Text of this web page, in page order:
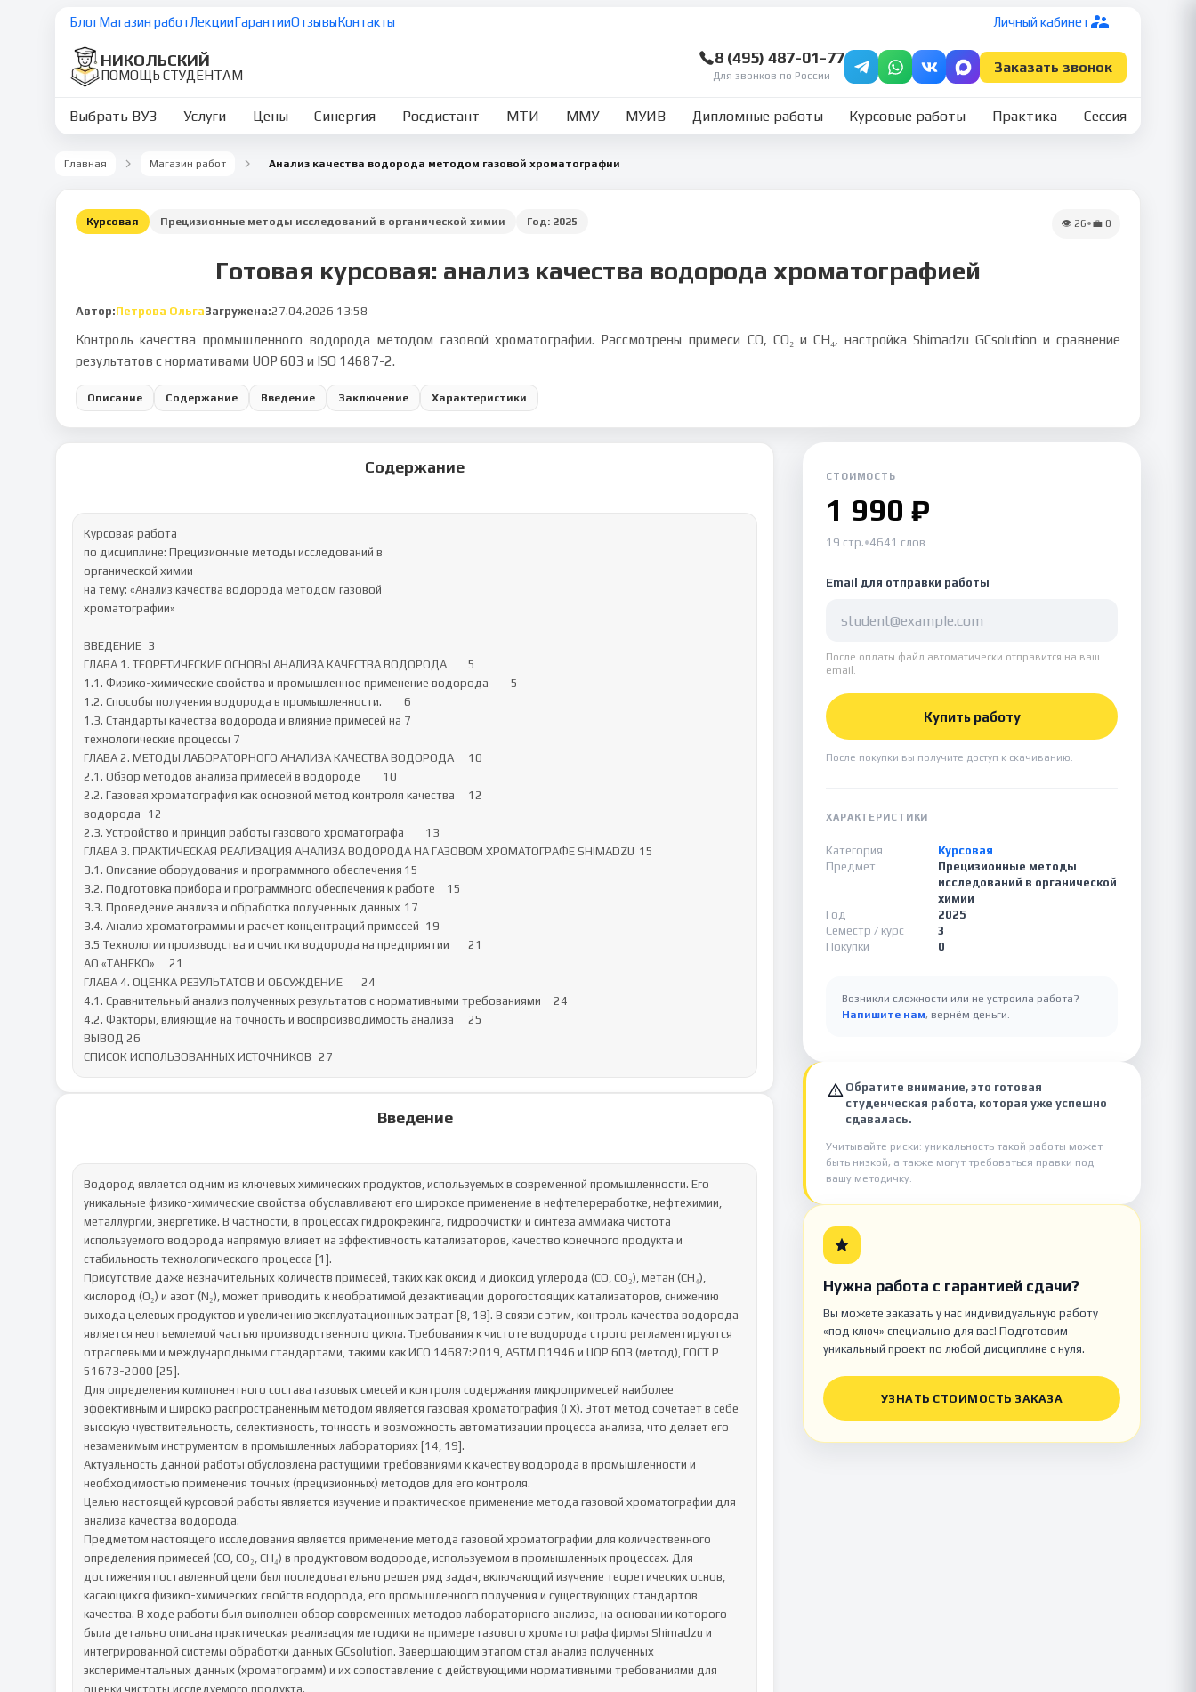
БлогМагазин работЛекцииГарантииОтзывыКонтакты Личный кабинет
НИКОЛЬСКИЙ
ПОМОЩЬ СТУДЕНТАМ
8 (495) 487-01-77
Для звонков по России
Заказать звонок
Выбрать ВУЗ Услуги Цены Синергия Росдистант МТИ ММУ МУИВ Дипломные работы Курсовые работы Практика Сессия
Главная Магазин работ Анализ качества водорода методом газовой хроматографии
Курсовая Прецизионные методы исследований в органической химии Год: 2025 👁 26•💼 0
Готовая курсовая: анализ качества водорода хроматографией
Автор:Петрова ОльгаЗагружена:27.04.2026 13:58
Контроль качества промышленного водорода методом газовой хроматографии. Рассмотрены примеси CO, CO₂ и CH₄, настройка Shimadzu GCsolution и сравнение
результатов с нормативами UOP 603 и ISO 14687-2.
Описание Содержание Введение Заключение Характеристики
Содержание
Курсовая работа
по дисциплине: Прецизионные методы исследований в
органической химии
на тему: «Анализ качества водорода методом газовой
хроматографии»
ВВЕДЕНИЕ	3
ГЛАВА 1. ТЕОРЕТИЧЕСКИЕ ОСНОВЫ АНАЛИЗА КАЧЕСТВА ВОДОРОДА	5
1.1. Физико-химические свойства и промышленное применение водорода	5
1.2. Способы получения водорода в промышленности.	6
1.3. Стандарты качества водорода и влияние примесей на	7
технологические процессы	7
ГЛАВА 2. МЕТОДЫ ЛАБОРАТОРНОГО АНАЛИЗА КАЧЕСТВА ВОДОРОДА	10
2.1. Обзор методов анализа примесей в водороде	10
2.2. Газовая хроматография как основной метод контроля качества	12
водорода	12
2.3. Устройство и принцип работы газового хроматографа	13
ГЛАВА 3. ПРАКТИЧЕСКАЯ РЕАЛИЗАЦИЯ АНАЛИЗА ВОДОРОДА НА ГАЗОВОМ ХРОМАТОГРАФЕ SHIMADZU	15
3.1. Описание оборудования и программного обеспечения	15
3.2. Подготовка прибора и программного обеспечения к работе	15
3.3. Проведение анализа и обработка полученных данных	17
3.4. Анализ хроматограммы и расчет концентраций примесей	19
3.5 Технологии производства и очистки водорода на предприятии	21
АО «ТАНЕКО»	21
ГЛАВА 4. ОЦЕНКА РЕЗУЛЬТАТОВ И ОБСУЖДЕНИЕ	24
4.1. Сравнительный анализ полученных результатов с нормативными требованиями	24
4.2. Факторы, влияющие на точность и воспроизводимость анализа	25
ВЫВОД	26
СПИСОК ИСПОЛЬЗОВАННЫХ ИСТОЧНИКОВ	27
Введение
Водород является одним из ключевых химических продуктов, используемых в современной промышленности. Его
уникальные физико-химические свойства обуславливают его широкое применение в нефтепереработке, нефтехимии,
металлургии, энергетике. В частности, в процессах гидрокрекинга, гидроочистки и синтеза аммиака чистота
используемого водорода напрямую влияет на эффективность катализаторов, качество конечного продукта и
стабильность технологического процесса [1].
Присутствие даже незначительных количеств примесей, таких как оксид и диоксид углерода (CO, CO₂), метан (CH₄),
кислород (O₂) и азот (N₂), может приводить к необратимой дезактивации дорогостоящих катализаторов, снижению
выхода целевых продуктов и увеличению эксплуатационных затрат [8, 18]. В связи с этим, контроль качества водорода
является неотъемлемой частью производственного цикла. Требования к чистоте водорода строго регламентируются
отраслевыми и международными стандартами, такими как ИСО 14687:2019, ASTM D1946 и UOP 603 (метод), ГОСТ Р
51673-2000 [25].
Для определения компонентного состава газовых смесей и контроля содержания микропримесей наиболее
эффективным и широко распространенным методом является газовая хроматография (ГХ). Этот метод сочетает в себе
высокую чувствительность, селективность, точность и возможность автоматизации процесса анализа, что делает его
незаменимым инструментом в промышленных лабораториях [14, 19].
Актуальность данной работы обусловлена растущими требованиями к качеству водорода в промышленности и
необходимостью применения точных (прецизионных) методов для его контроля.
Целью настоящей курсовой работы является изучение и практическое применение метода газовой хроматографии для
анализа качества водорода.
Предметом настоящего исследования является применение метода газовой хроматографии для количественного
определения примесей (CO, CO₂, CH₄) в продуктовом водороде, используемом в промышленных процессах. Для
достижения поставленной цели был последовательно решен ряд задач, включающий изучение теоретических основ,
касающихся физико-химических свойств водорода, его промышленного получения и существующих стандартов
качества. В ходе работы был выполнен обзор современных методов лабораторного анализа, на основании которого
была детально описана практическая реализация методики на примере газового хроматографа фирмы Shimadzu и
интегрированной системы обработки данных GCsolution. Завершающим этапом стал анализ полученных
экспериментальных данных (хроматограмм) и их сопоставление с действующими нормативными требованиями для
оценки чистоты исследуемого продукта.
СТОИМОСТЬ
1 990 ₽
19 стр.•4641 слов
Email для отправки работы
После оплаты файл автоматически отправится на ваш
email.
Купить работу
После покупки вы получите доступ к скачиванию.
ХАРАКТЕРИСТИКИ
Категория
Курсовая
Предмет
Прецизионные методы
исследований в органической
химии
Год
2025
Семестр / курс
3
Покупки
0
Возникли сложности или не устроила работа?
Напишите нам, вернём деньги.
Обратите внимание, это готовая
студенческая работа, которая уже успешно
сдавалась.
Учитывайте риски: уникальность такой работы может
быть низкой, а также могут требоваться правки под
вашу методичку.
Нужна работа с гарантией сдачи?
Вы можете заказать у нас индивидуальную работу
«под ключ» специально для вас! Подготовим
уникальный проект по любой дисциплине с нуля.
УЗНАТЬ СТОИМОСТЬ ЗАКАЗА